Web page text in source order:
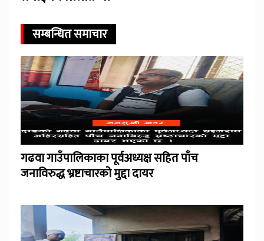
सम्बन्धित समाचार
गढवा गाउँपालिकाका पूर्वअध्यक्ष सहित पाँच
जनाविरुद्ध भ्रष्टाचारको मुद्दा दायर